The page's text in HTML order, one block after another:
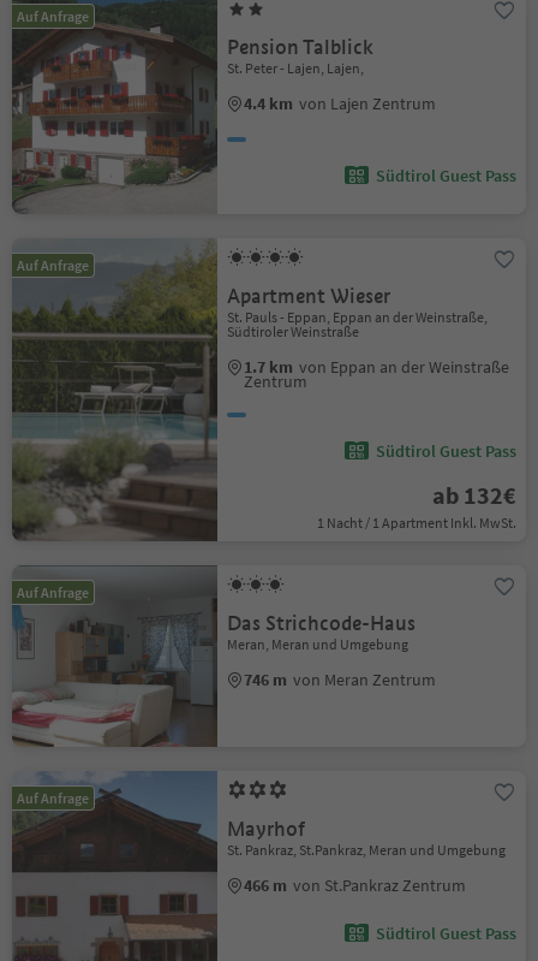
Auf Anfrage
Pension Talblick
St. Peter - Lajen, Lajen,
4.4 km von Lajen Zentrum
Südtirol Guest Pass
Auf Anfrage
Apartment Wieser
St. Pauls - Eppan, Eppan an der Weinstraße,
Südtiroler Weinstraße
1.7 km von Eppan an der Weinstraße
Zentrum
Südtirol Guest Pass
ab 132€
1 Nacht / 1 Apartment Inkl. MwSt.
Auf Anfrage
Das Strichcode-Haus
Meran, Meran und Umgebung
746 m von Meran Zentrum
Auf Anfrage
Mayrhof
St. Pankraz, St.Pankraz, Meran und Umgebung
466 m von St.Pankraz Zentrum
Südtirol Guest Pass